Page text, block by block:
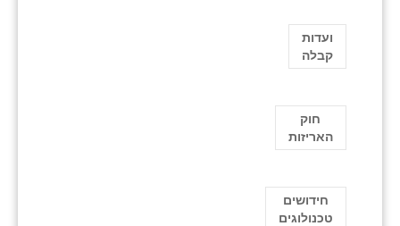
ועדות
קבלה
חוק
האריזות
חידושים
טכנולוגים